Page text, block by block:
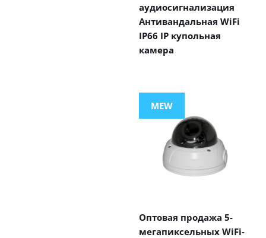
аудиосигнализация
Антивандальная WiFi
IP66 IP купольная
камера
MEW
Оптовая продажа 5-
мегапиксельных WiFi-